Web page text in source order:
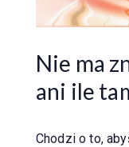
Nie ma
ani ile
Chodzi o to,